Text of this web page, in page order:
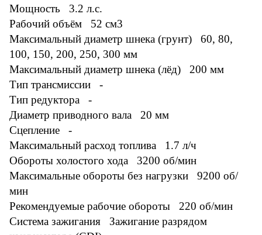
Мощность 3.2 л.с.
Рабочий объём 52 см3
Максимальный диаметр шнека (грунт) 60, 80,
100, 150, 200, 250, 300 мм
Максимальный диаметр шнека (лёд) 200 мм
Тип трансмиссии -
Тип редуктора -
Диаметр приводного вала 20 мм
Сцепление -
Максимальный расход топлива 1.7 л/ч
Обороты холостого хода 3200 об/мин
Максимальные обороты без нагрузки 9200 об/
мин
Рекомендуемые рабочие обороты 220 об/мин
Система зажигания Зажигание разрядом